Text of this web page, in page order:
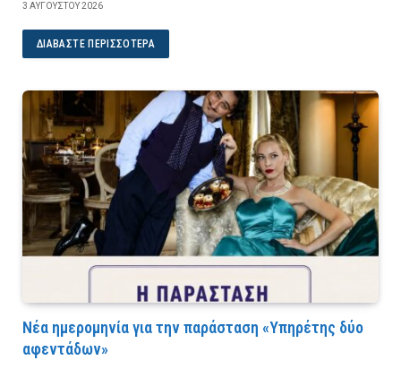
3 ΑΥΓΟΎΣΤΟΥ 2026
ΔΙΑΒΆΣΤΕ ΠΕΡΙΣΣΌΤΕΡΑ
Νέα ημερομηνία για την παράσταση «Υπηρέτης δύο
αφεντάδων»